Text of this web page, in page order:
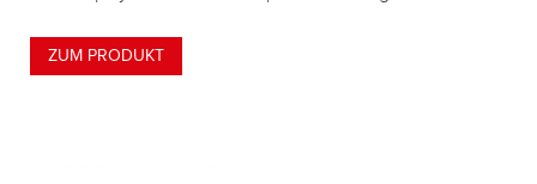
ZUM PRODUKT